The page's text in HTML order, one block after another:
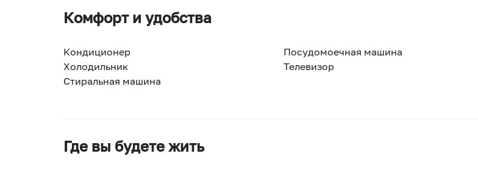
Комфорт и удобства
Кондиционер
Посудомоечная машина
Холодильник
Телевизор
Стиральная машина
Где вы будете жить